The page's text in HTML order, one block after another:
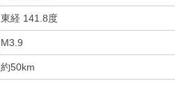
東経 141.8度
M3.9
約50km